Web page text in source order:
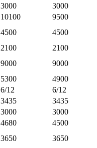
3000
3000
10100
9500
4500
4500
2100
2100
9000
9000
5300
4900
6/12
6/12
3435
3435
3000
3000
4680
4500
3650
3650